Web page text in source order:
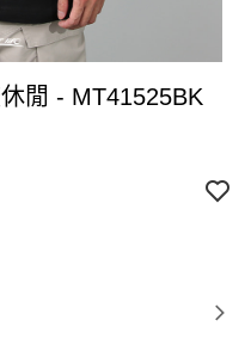
閒 - MT41525BK